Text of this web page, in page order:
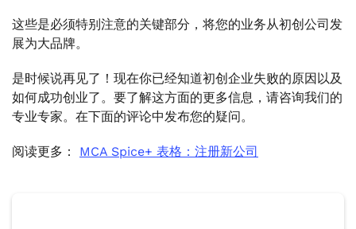
这些是必须特别注意的关键部分，将您的业务从初创公司发
展为大品牌。
是时候说再见了！现在你已经知道初创企业失败的原因以及
如何成功创业了。要了解这方面的更多信息，请咨询我们的
专业专家。在下面的评论中发布您的疑问。
阅读更多： MCA Spice+ 表格：注册新公司